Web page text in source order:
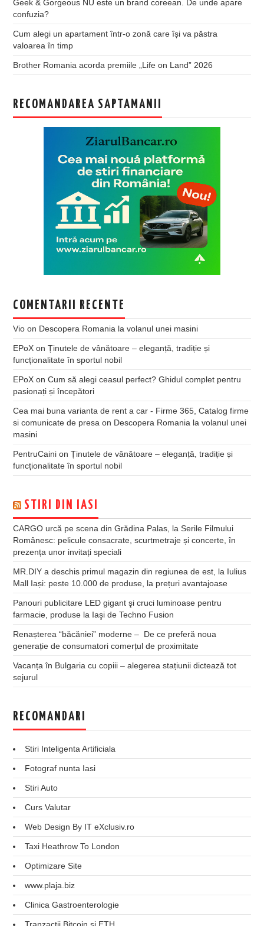
Geek & Gorgeous NU este un brand coreean. De unde apare
confuzia?
Cum alegi un apartament într-o zonă care își va păstra
valoarea în timp
Brother Romania acorda premiile „Life on Land” 2026
RECOMANDAREA SAPTAMANII
COMENTARII RECENTE
Vio on Descopera Romania la volanul unei masini
EPoX onȚinutele de vânătoare – eleganță, tradiție și
funcționalitate în sportul nobil
EPoX onCum să alegi ceasul perfect? Ghidul complet pentru
pasionați și începători
Cea mai buna varianta de rent a car - Firme 365, Catalog firme
si comunicate de presa on Descopera Romania la volanul unei
masini
PentruCaini onȚinutele de vânătoare – eleganță, tradiție și
funcționalitate în sportul nobil
STIRI DIN IASI
CARGO urcă pe scena din Grădina Palas, la Serile Filmului
Românesc: pelicule consacrate, scurtmetraje și concerte, în
prezența unor invitați speciali
MR.DIY a deschis primul magazin din regiunea de est, la Iulius
Mall Iași: peste 10.000 de produse, la prețuri avantajoase
Panouri publicitare LED gigant şi cruci luminoase pentru
farmacie, produse la Iaşi de Techno Fusion
Renașterea “băcăniei” moderne – De ce preferă noua
generație de consumatori comerțul de proximitate
Vacanța în Bulgaria cu copiii – alegerea stațiunii dictează tot
sejurul
RECOMANDARI
Stiri Inteligenta Artificiala
Fotograf nunta Iasi
Stiri Auto
Curs Valutar
Web Design By IT eXclusiv.ro
Taxi Heathrow To London
Optimizare Site
www.plaja.biz
Clinica Gastroenterologie